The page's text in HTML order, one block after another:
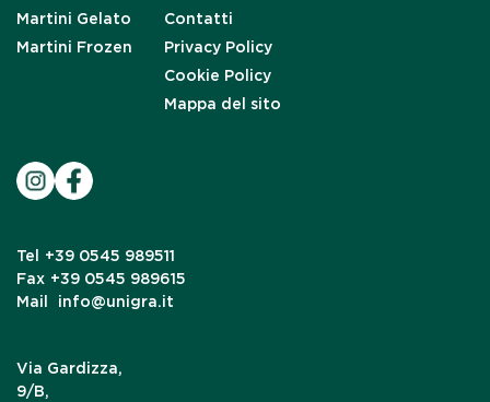
Martini Gelato
Martini Frozen
Contatti
Privacy Policy
Cookie Policy
Mappa del sito
Tel
+39 0545 989511
Fax +39 0545 989615
Mail
info@unigra.it
Via Gardizza,
9/B,